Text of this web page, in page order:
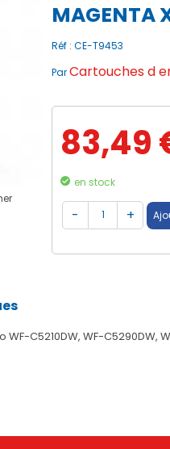
MAGENTA
Réf : CE-T9453
ParCartouches d
83,49
en stock
C5210DW, WF-C5290DW,